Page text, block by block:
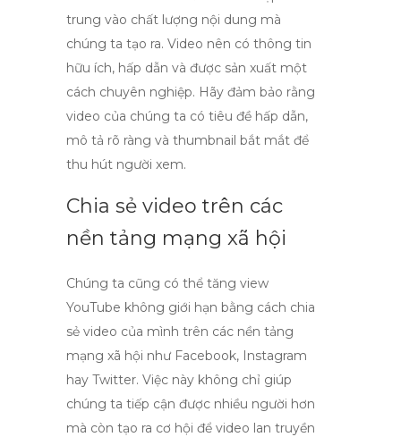
trung vào chất lượng nội dung mà
chúng ta tạo ra. Video nên có thông tin
hữu ích, hấp dẫn và được sản xuất một
cách chuyên nghiệp. Hãy đảm bảo rằng
video của chúng ta có tiêu đề hấp dẫn,
mô tả rõ ràng và thumbnail bắt mắt để
thu hút người xem.
Chia sẻ video trên các
nền tảng mạng xã hội
Chúng ta cũng có thể tăng view
YouTube không giới hạn bằng cách chia
sẻ video của mình trên các nền tảng
mạng xã hội như Facebook, Instagram
hay Twitter. Việc này không chỉ giúp
chúng ta tiếp cận được nhiều người hơn
mà còn tạo ra cơ hội để video lan truyền